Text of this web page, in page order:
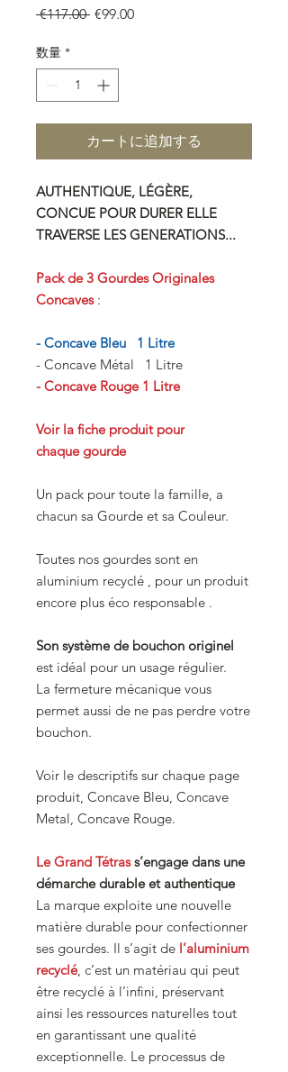
€117.00 通
格
€99.00セ
数量 *
カートに追加する
AUTHENTIQUE, LÉGÈRE,
CONCUE POUR DURER ELLE
TRAVERSE LES GENERATIONS...
Pack de 3 Gourdes Originales
Concaves:
- Concave Bleu 1 Litre
- Concave Métal 1 Litre
- Concave Rouge 1 Litre
Voir la fiche produit pour
chaque gourde
Un pack pour toute la famille, a
chacun sa Gourde et sa Couleur.
Toutes nos gourdes sont en
aluminium recyclé , pour un produit
encore plus éco responsable .
Son système de bouchon originel
est idéal pour un usage régulier.
La fermeture mécanique vous
permet aussi de ne pas perdre votre
bouchon.
Voir le descriptifs sur chaque page
produit, Concave Bleu, Concave
Metal, Concave Rouge.
Le Grand Tétrass’engage dans une
démarche durable et authentique
La marque exploite une nouvelle
matière durable pour confectionner
ses gourdes. Il s’agit de l’aluminium
recyclé, c’est un matériau qui peut
être recyclé à l’infini, préservant
ainsi les ressources naturelles tout
en garantissant une qualité
exceptionnelle. Le processus de